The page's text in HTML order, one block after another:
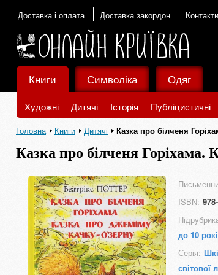
Доставка і оплата Доставка закордон Контакти
Книги
Художні Дитячі Історія Публіцистичні
Символіка Одяг
Головна Книги Дитячі Казка про білченя
Казка про білченя
ISBN:
до 10
Серія:
світової